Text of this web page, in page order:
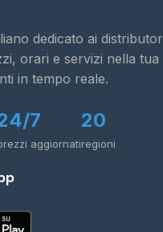
dedicato ai
orari e servizi nella
in tempo reale.
7
aggiornati
20
regioni